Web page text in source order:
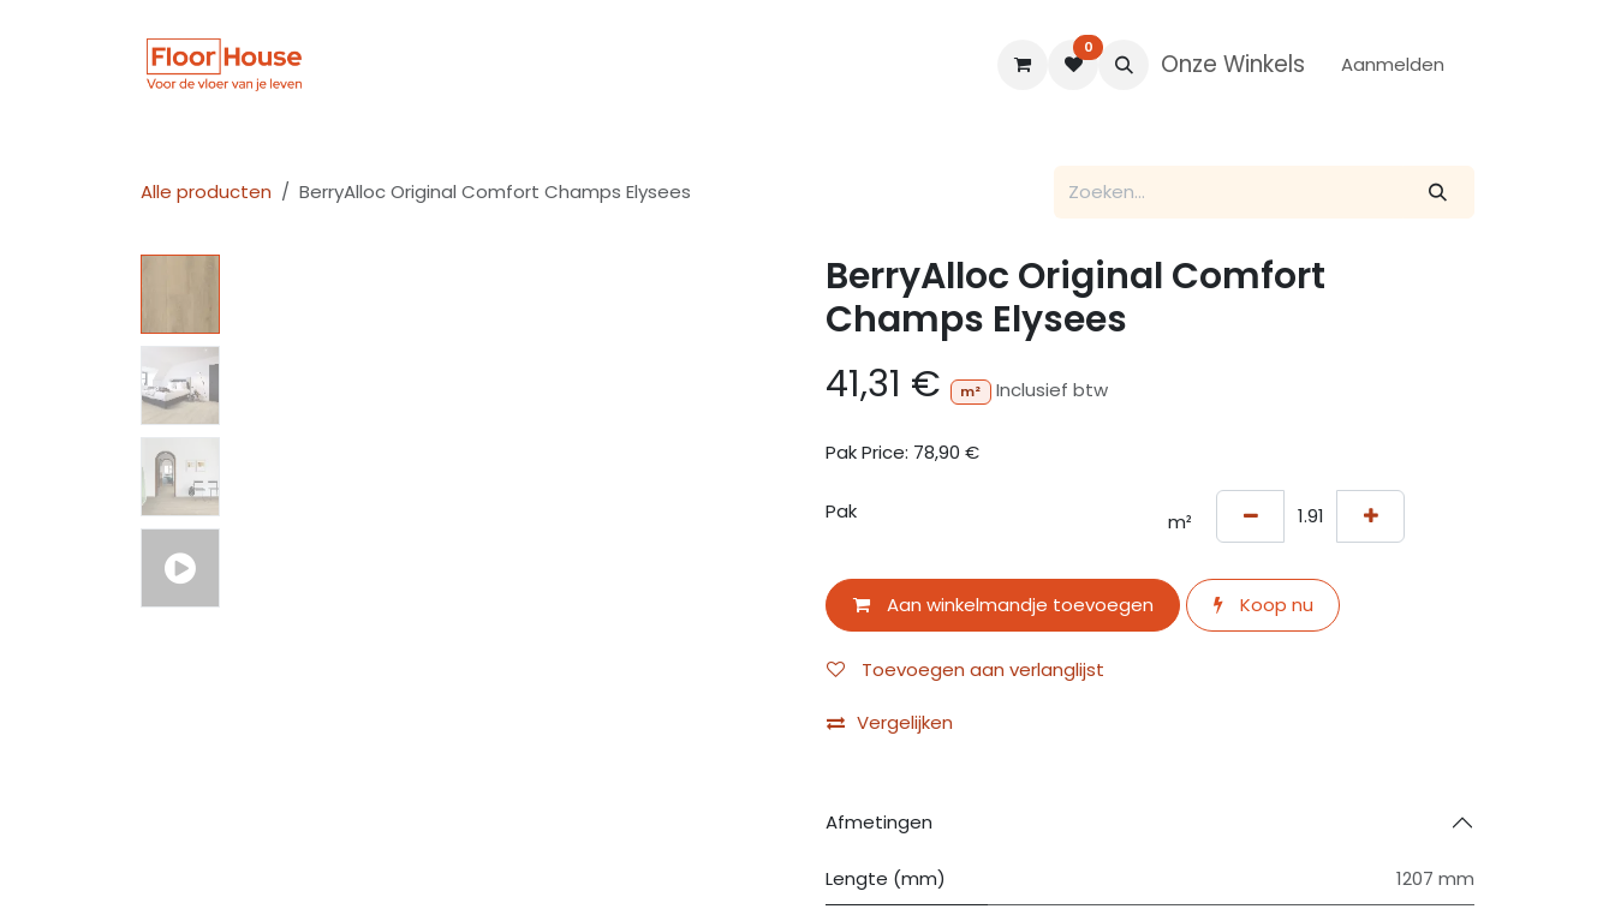
Blogs
0
Onze Winkels Aanmelden
Alle producten BerryAlloc Original Comfort Champs Elysees
BerryAlloc Original Comfort
Champs Elysees
41,31 € m² Inclusief btw
Pak Price: 78,90 €
Pak m²
Aan winkelmandje toevoegen Koop nu
Toevoegen aan verlanglijst
Vergelijken
Afmetingen
Lengte (mm) 1207 mm